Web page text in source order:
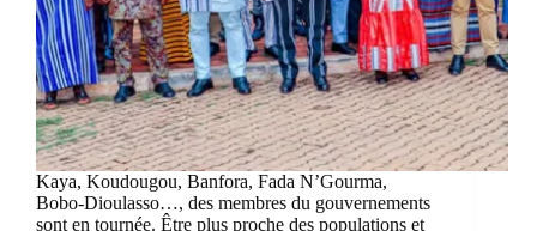
Kaya, Koudougou, Banfora, Fada N’Gourma,
Bobo-Dioulasso…, des membres du gouvernements
sont en tournée. Être plus proche des populations et